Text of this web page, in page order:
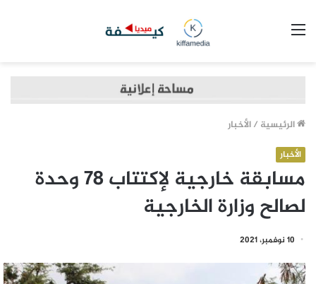
الرئيسية /الأخبار
الأخبار
مسابقة خارجية لإكتتاب 78 وحدة
لصالح وزارة الخارجية
10 نوفمبر، 2021